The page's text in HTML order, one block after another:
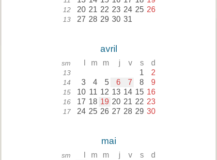
12 20 21 22 23 24 25 26
13 27 28 29 30 31
avril
sm m m j v s d
13 1 2
14 3 4 5 6 7 8 9
15 10 11 12 13 14 15 16
16 17 18 19 20 21 22 23
17 24 25 26 27 28 29 30
mai
sm m m j v s d